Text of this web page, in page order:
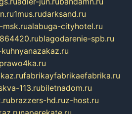
1mus.rudarksand.ru
msk.rualabuga-cityhotel.ru
blagodarenie-spb.ru
fabrikayfabrikaefabrika.ru
113.rubiletnadom.ru
brazzers-hd.ruz-host.ru